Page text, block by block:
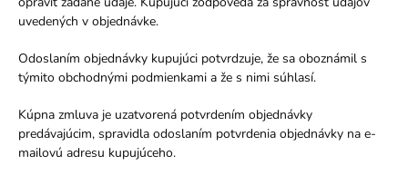
uvedených v objednávke.
Odoslaním objednávky kupujúci potvrdzuje, že sa oboznámil s
týmito obchodnými podmienkami a že s nimi súhlasí.
Kúpna zmluva je uzatvorená potvrdením objednávky
predávajúcim, spravidla odoslaním potvrdenia objednávky na e-
mailovú adresu kupujúceho.